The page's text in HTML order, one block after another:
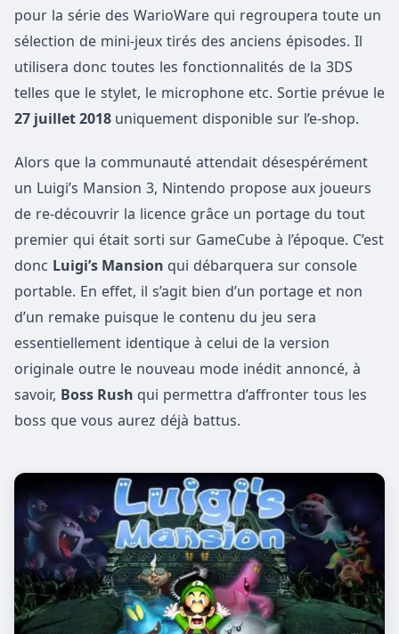
pour la série des WarioWare qui regroupera toute un
sélection de mini-jeux tirés des anciens épisodes. Il
utilisera donc toutes les fonctionnalités de la 3DS
telles que le stylet, le microphone etc. Sortie prévue le
27 juillet 2018 uniquement disponible sur l’e-shop.
Alors que la communauté attendait désespérément
un Luigi’s Mansion 3, Nintendo propose aux joueurs
de re-découvrir la licence grâce un portage du tout
premier qui était sorti sur GameCube à l’époque. C’est
donc Luigi’s Mansion qui débarquera sur console
portable. En effet, il s’agit bien d’un portage et non
d’un remake puisque le contenu du jeu sera
essentiellement identique à celui de la version
originale outre le nouveau mode inédit annoncé, à
savoir, Boss Rush qui permettra d’affronter tous les
boss que vous aurez déjà battus.